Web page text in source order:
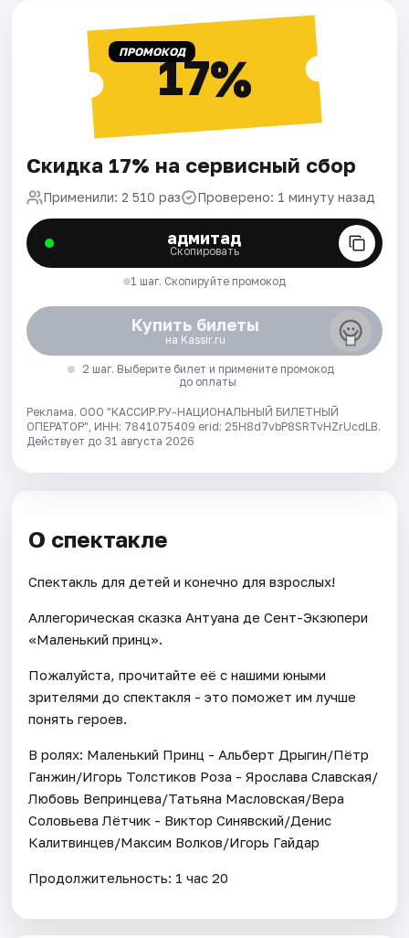
ПРОМОКОД17%
Скидка 17% на сервисный сбор
Применили: 2 510 раз Проверено: 1 минуту назад
адмитад
Скопировать
1 шаг. Скопируйте промокод
Купить билеты
на Kassir.ru
2 шаг. Выберите билет и примените промокод
до оплаты
Реклама. ООО "КАССИР.РУ-НАЦИОНАЛЬНЫЙ БИЛЕТНЫЙ
ОПЕРАТОР", ИНН: 7841075409 erid: 25H8d7vbP8SRTvHZrUcdLB.
Действует до 31 августа 2026
О спектакле
Спектакль для детей и конечно для взрослых!
Аллегорическая сказка Антуана де Сент-Экзюпери
«Маленький принц».
Пожалуйста, прочитайте её с нашими юными
зрителями до спектакля - это поможет им лучше
понять героев.
В ролях: Маленький Принц - Альберт Дрыгин/Пётр
Ганжин/Игорь Толстиков Роза - Ярослава Славская/
Любовь Вепринцева/Татьяна Масловская/Вера
Соловьева Лётчик - Виктор Синявский/Денис
Калитвинцев/Максим Волков/Игорь Гайдар
Продолжительность: 1 час 20